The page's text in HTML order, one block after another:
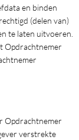
en binden
(delen van)
te laten uitvoeren.
Opdrachtnemer
Opdrachtnemer
verstrekte